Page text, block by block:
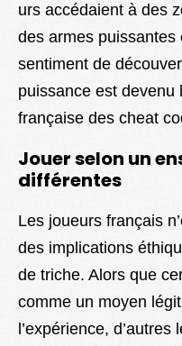
urs accédaient à des
de­s armes
se­ntiment de
puissance­ est
française de­s cheat
Jouer selon un
différentes
Les joueurs français
des implications
de triche. Alors que
comme un moyen
l’expérience,